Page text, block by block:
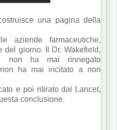
una pagina della
aziende farmaceutiche,
del giorno. Il Dr. Wakefield,
non ha mai rinnegato
non ha mai incitato a non
e poi ritirato dal Lancet,
conclusione.